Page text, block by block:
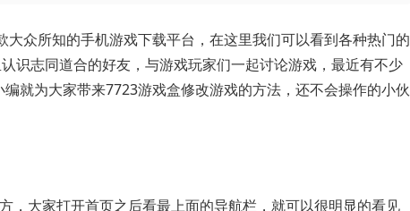
大众所知的手机游戏下载平台，在这里我们可以看到各种热门的
识志同道合的好友，与游戏玩家们一起讨论游戏，最近有不少
就为大家带来7723游戏盒修改游戏的方法，还不会操作的小伙
大家打开首页之后看最上面的导航栏，就可以很明显的看见